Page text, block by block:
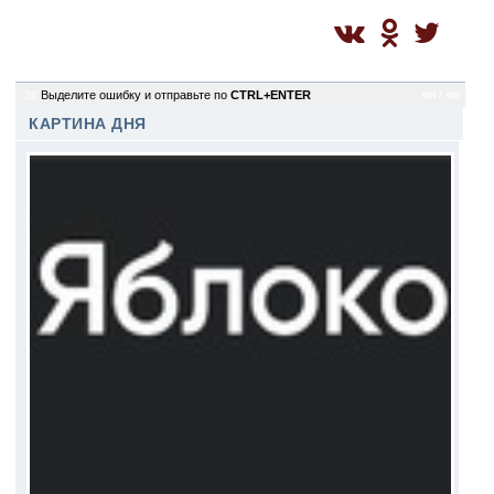
Выделите ошибку и отправьте по CTRL+ENTER
КАРТИНА ДНЯ